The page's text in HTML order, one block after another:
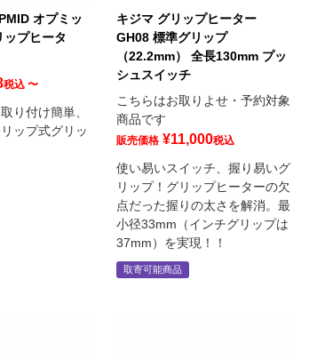
オプミッ
ップヒータ
税込 〜
り付け簡単、
ップ式グリッ
キジマ グリップヒーター
GH08 標準グリップ
（22.2mm） 全長130mm プッ
シュスイッチ
こちらはお取りよせ・予約対象
商品です
販売価格 ¥11,000税込
使い易いスイッチ、握り易いグ
リップ！グリップヒーターの欠
点だった握りの太さを解消。最
小径33mm（インチグリップは
37mm）を実現！！
取寄可能商品